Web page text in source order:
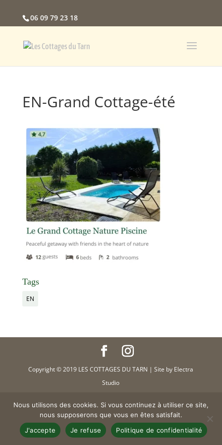
06 09 79 23 18
EN-Grand Cottage-été
Tags
EN
Copyright © 2019 LES COTTAGES DU TARN | Site by Electra
Studio
Nous utilisons des cookies. Si vous continuez à utiliser ce site,
nous supposerons que vous en êtes satisfait.
J'accepte
Je refuse Politique de confidentialité